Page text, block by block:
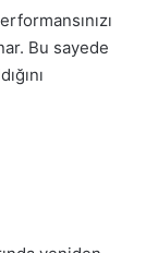
Bu sayede